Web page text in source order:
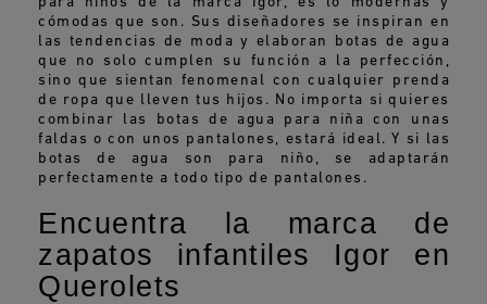
cómodas que son. Sus diseñadores se inspiran en
las tendencias de moda y elaboran botas de agua
que no solo cumplen su función a la perfección,
sino que sientan fenomenal con cualquier prenda
de ropa que lleven tus hijos. No importa si quieres
combinar las botas de agua para niña con unas
faldas o con unos pantalones, estará ideal. Y si las
botas de agua son para niño, se adaptarán
perfectamente a todo tipo de pantalones.
Encuentra la marca de
zapatos infantiles Igor en
Querolets